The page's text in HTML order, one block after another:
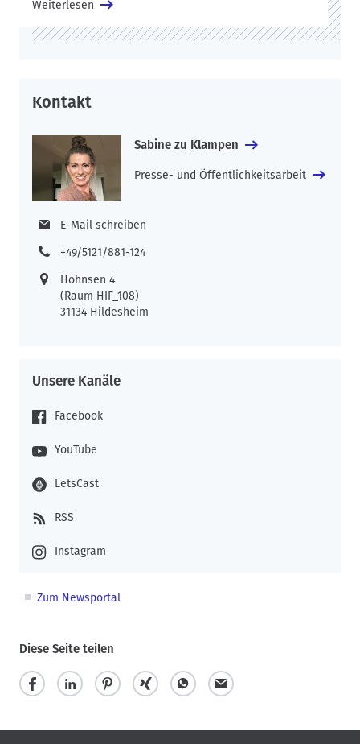
Informationen, Tipps sowie Reflexionsaufgaben und Fragen für
Zuhause. Ergänzend enthält die Tasche eine Stadtkarte und
Weiterlesen
Kontakt
Sabine zu Klampen
Presse- und Öffentlichkeitsarbeit
E-Mail schreiben
+49/5121/881-124
Hohnsen 4
(Raum HIF_108)
31134 Hildesheim
Unsere Kanäle
Facebook
YouTube
LetsCast
RSS
Instagram
Zum Newsportal
Diese Seite teilen